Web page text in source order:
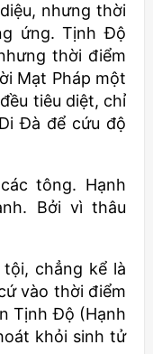
nhưng thời
ứng. Tịnh Độ
thời điểm
Mạt Pháp một
tiêu diệt, chỉ
Đà để cứu độ
tông. Hạnh
Bởi vì thâu
chẳng kể là
vào thời điểm
Tịnh Độ (Hạnh
khỏi sinh tử